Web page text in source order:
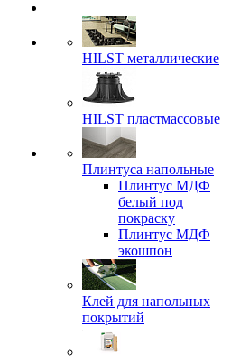
HILST металлические
HILST пластмассовые
Плинтуса напольные
Плинтус МДФ
белый под
покраску
Плинтус МДФ
экошпон
Клей для напольных
покрытий